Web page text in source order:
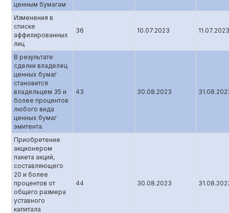
ценным бумагам
Изменения в
списке
аффилированных
лиц
36 10.07.2023 11.07.2023
В результате
сделки владелец
ценных бумаг
становится
владельцем 35 и
более процентов
любого вида
ценных бумаг
эмитента.
43 30.08.2023
Приобретение
акционером
пакета акций,
составляющего
20 и более
процентов от
общего размера
уставного
капитала
44 30.08.2023